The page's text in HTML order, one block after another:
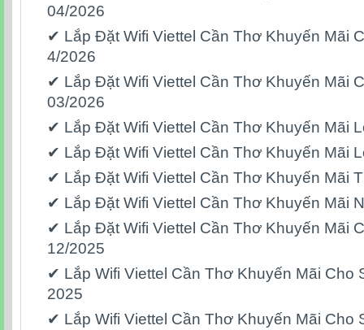
04/2026
✔ Lắp Đặt Wifi Viettel Cần Thơ Khuyến Mãi
4/2026
✔ Lắp Đặt Wifi Viettel Cần Thơ Khuyến Mãi
03/2026
✔ Lắp Đặt Wifi Viettel Cần Thơ Khuyến Mãi
✔ Lắp Đặt Wifi Viettel Cần Thơ Khuyến Mãi
✔ Lắp Đặt Wifi Viettel Cần Thơ Khuyến Mãi
✔ Lắp Đặt Wifi Viettel Cần Thơ Khuyến Mãi
✔ Lắp Đặt Wifi Viettel Cần Thơ Khuyến Mãi
12/2025
✔ Lắp Wifi Viettel Cần Thơ Khuyến Mãi Cho
2025
✔ Lắp Wifi Viettel Cần Thơ Khuyến Mãi Cho